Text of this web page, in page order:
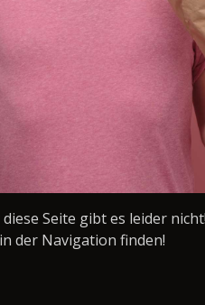
Seite gibt es leider
der Navigation finden!